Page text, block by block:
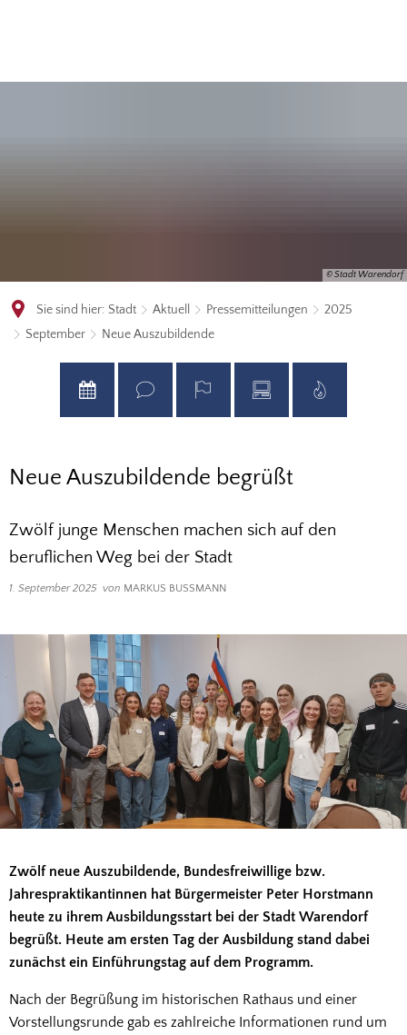
© Stadt Warendorf
Sie sind hier: Stadt Aktuell Pressemitteilungen
2025
September
Neue Auszubildende
Neue Auszubildende begrüßt
Zwölf junge Menschen machen sich auf den
beruflichen Weg bei der Stadt
1. September 2025 von MARKUS BUSSMANN
Zwölf neue Auszubildende, Bundesfreiwillige bzw.
Jahrespraktikantinnen hat Bürgermeister Peter Horstmann
heute zu ihrem Ausbildungsstart bei der Stadt Warendorf
begrüßt. Heute am ersten Tag der Ausbildung stand dabei
zunächst ein Einführungstag auf dem Programm.
Nach der Begrüßung im historischen Rathaus und einer
Vorstellungsrunde gab es zahlreiche Informationen rund um